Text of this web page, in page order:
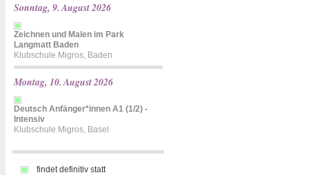
Sonntag, 9. August 2026
Zeichnen und Malen im Park
Langmatt Baden
Klubschule Migros, Baden
Montag, 10. August 2026
Deutsch Anfänger*innen A1 (1/2) -
Intensiv
Klubschule Migros, Basel
findet definitiv statt